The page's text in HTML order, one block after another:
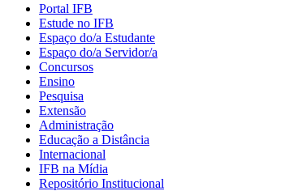
Portal IFB
Estude no IFB
Espaço do/a Estudante
Espaço do/a Servidor/a
Concursos
Ensino
Pesquisa
Extensão
Administração
Educação a Distância
Internacional
IFB na Mídia
Repositório Institucional